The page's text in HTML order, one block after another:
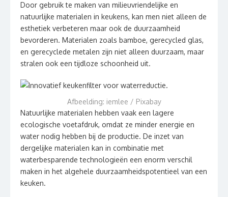
Door gebruik te maken van milieuvriendelijke en
natuurlijke materialen in keukens, kan men niet alleen de
esthetiek verbeteren maar ook de duurzaamheid
bevorderen. Materialen zoals bamboe, gerecycled glas,
en gerecyclede metalen zijn niet alleen duurzaam, maar
stralen ook een tijdloze schoonheid uit.
Afbeelding: iemlee / Pixabay
Natuurlijke materialen hebben vaak een lagere
ecologische voetafdruk, omdat ze minder energie en
water nodig hebben bij de productie. De inzet van
dergelijke materialen kan in combinatie met
waterbesparende technologieën een enorm verschil
maken in het algehele duurzaamheidspotentieel van een
keuken.